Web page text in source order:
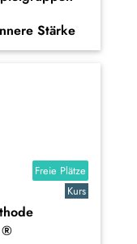
Stärke
Freie Plätze
Kurs
®